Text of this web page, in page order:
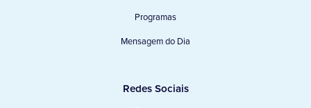
Programas
Mensagem do Dia
Redes Sociais